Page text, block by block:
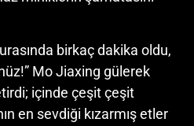
birkaç dakika oldu,
Mo Jiaxing gülerek
içinde çeşit çeşit
en sevdiği kızarmış etler